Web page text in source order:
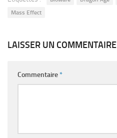
Mass Effect
LAISSER UN COMMENTAIRE
Commentaire*